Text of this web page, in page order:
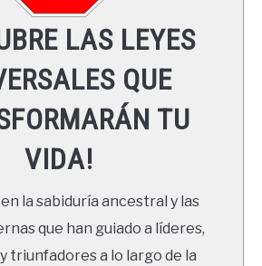
LAS LEYES
QUE
TU
VIDA!
la sabiduría ancestral y las
que han guiado a líderes,
triunfadores a lo largo de la